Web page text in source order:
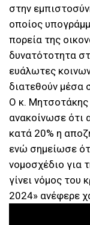
στην
οποίος
πορεία της
δυνατότοτητα
ευάλωτες
διατεθούν μέσα
Ο κ. Μητσοτάκης
ανακοίνωσε ότι
κατά 20% η
ενώ σημείωσε
νομοσχέδιο για
γίνει νόμος του
2024» ανέφερε